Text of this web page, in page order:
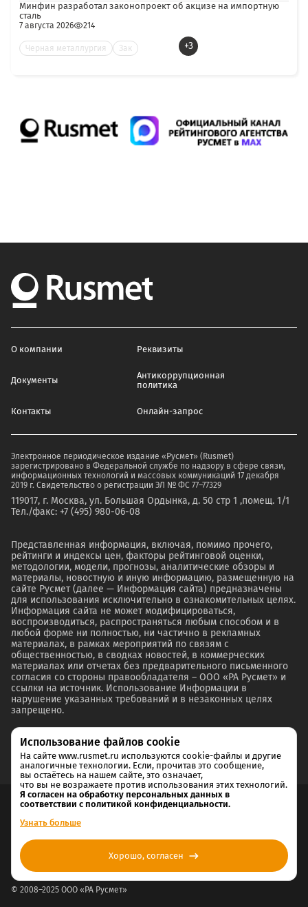
Минфин разработал законопроект об акцизе на импортную
сталь
7 августа 2026 214
Черная металлургия Зак +3
О компании Реквизиты
Документы
Антикоррупционная
политика
Контакты Онлайн-запрос
Электронное периодическое издание «Русмет» (Rusmet)
зарегистрировано в Федеральной службе по надзору в сфере связи,
информационных технологий и массовых коммуникаций 17 декабря
2019 г. Свидетельство о регистрации ЭЛ № ФС 77–77329
119017, г. Москва, ул. Большая Ордынка, д. 50 стр 1 ,помещ. 1/1
Тел./факс: +7 (495) 980-06-08
Представленная информация, включая, помимо прочего,
рейтинги и индексы цен, факторы рейтинговой оценки,
методологии, модели, прогнозы, аналитические обзоры и
материалы, новостную и иную информацию, размещенную на
сайте Русмет (далее — Информация сайта) предназначены
для использования исключительно в ознакомительных целях.
Информация сайта не может модифицироваться,
воспроизводиться, распространяться любым способом и в
любой форме ни полностью, ни частично в рекламных
материалах, в рамках мероприятий по связям с
общественностью, в сводках новостей, в коммерческих
материалах или отчетах без предварительного письменного
согласия со стороны правообладателя – ООО «РА Русмет» и
ссылки на источник. Использование Информации в
нарушение указанных требований и в незаконных целях
запрещено.
© 2008–2025 ООО «РА Русмет»
Согласие на обработку и хранение персональных данных
Политика конфиденциальности
Использование файлов cookie
На сайте www.rusmet.ru используются cookie-файлы и другие
аналогичные технологии. Если, прочитав это сообщение,
вы остаётесь на нашем сайте, это означает,
что вы не возражаете против использования этих технологий.
Я согласен на обработку персональных данных в
соответствии с политикой конфиденциальности.
Узнать больше
Хорошо, согласен